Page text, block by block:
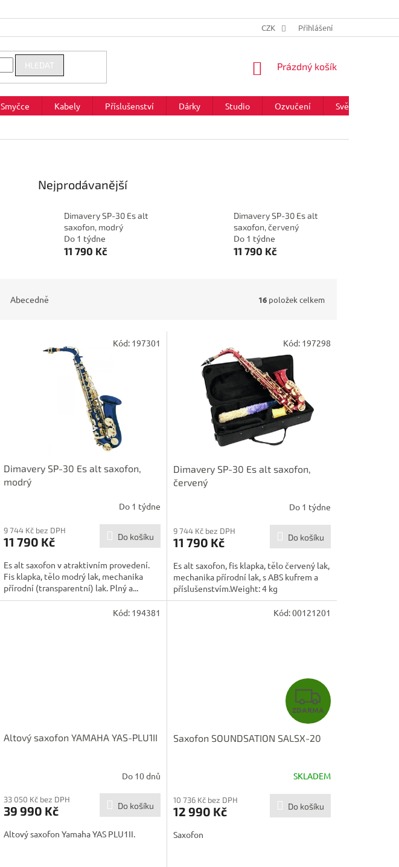
CZK Přihlášení
HLEDAT
NÁKUPNÍ
Prázdný košík
Smyčce Kabely Příslušenství Dárky Studio Ozvučení Světla
Nejprodávanější
Dimavery SP-30 Es alt
saxofon, modrý
Do 1 týdne
11 790 Kč
Dimavery SP-30 Es alt
saxofon, červený
Do 1 týdne
11 790 Kč
Abecedně 16 položek celkem
Dimavery SP-30 Es alt saxofon,
modrý
Do 1 týdne
9 744 Kč bez DPH
11 790 Kč Do košíku
Es alt saxofon v atraktivním provedení.
Fis klapka, tělo modrý lak, mechanika
přírodní (transparentní) lak. Plný a...
Kód: 197301
Dimavery SP-30 Es alt saxofon,
červený
Do 1 týdne
9 744 Kč bez DPH
11 790 Kč Do košíku
Es alt saxofon, fis klapka, tělo červený lak,
mechanika přírodní lak, s ABS kufrem a
příslušenstvím.Weight: 4 kg
Kód: 197298
Altový saxofon YAMAHA YAS-PLU1II
Do 10 dnů
33 050 Kč bez DPH
39 990 Kč Do košíku
Altový saxofon Yamaha YAS PLU1II.
Kód: 194381
Z
D
A
R
M
A
ZDARMA
Saxofon SOUNDSATION SALSX-20
SKLADEM
10 736 Kč bez DPH
12 990 Kč Do košíku
Saxofon
Kód:00121201